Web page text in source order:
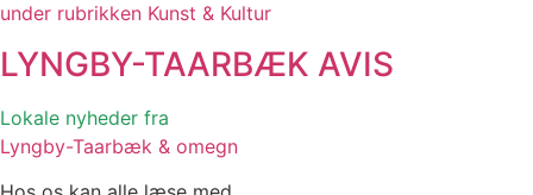
under rubrikken Kunst & Kultur
LYNGBY-TAARBÆK AVIS
Lokale nyheder fra
Lyngby-Taarbæk & omegn